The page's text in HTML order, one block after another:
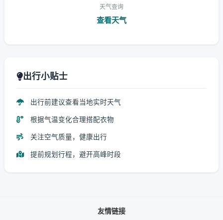
天气查询
查看天气
出行小贴士
出行前建议查看当地实时天气
根据气温变化合理搭配衣物
关注空气质量，健康出行
提前规划行程，避开高峰时段
友情链接